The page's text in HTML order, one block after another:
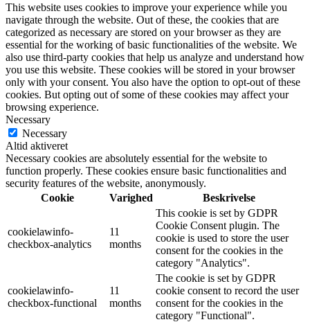
This website uses cookies to improve your experience while you
navigate through the website. Out of these, the cookies that are
categorized as necessary are stored on your browser as they are
essential for the working of basic functionalities of the website. We
also use third-party cookies that help us analyze and understand how
you use this website. These cookies will be stored in your browser
only with your consent. You also have the option to opt-out of these
cookies. But opting out of some of these cookies may affect your
browsing experience.
Necessary
Necessary
Altid aktiveret
Necessary cookies are absolutely essential for the website to
function properly. These cookies ensure basic functionalities and
security features of the website, anonymously.
Cookie
Varighed Beskrivelse
cookielawinfo-
checkbox-analytics
11
months
This cookie is set by GDPR
Cookie Consent plugin. The
cookie is used to store the user
consent for the cookies in the
category "Analytics".
cookielawinfo-
checkbox-functional
11
months
The cookie is set by GDPR
cookie consent to record the user
consent for the cookies in the
category "Functional".